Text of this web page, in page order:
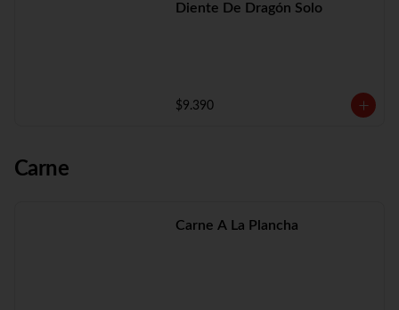
Diente De Dragón Solo
$9.390
Carne
Carne A La Plancha